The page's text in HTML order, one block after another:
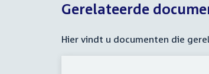
Gerelateerde
Hier vindt u documenten die